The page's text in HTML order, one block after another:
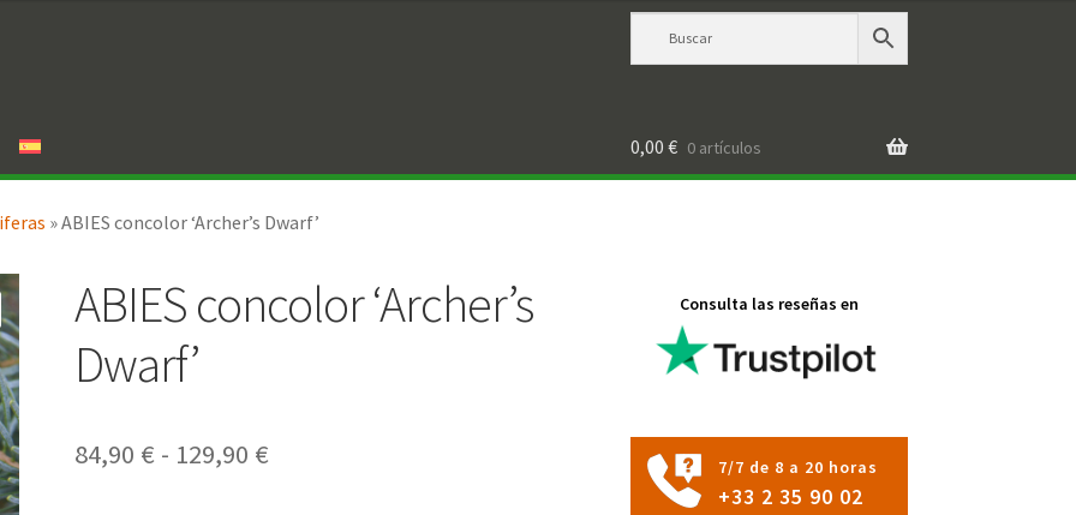
0,00 € 0 artículos
»ABIES concolor ‘Archer’s Dwarf’
ABIES concolor ‘Archer’s
Dwarf’
84,90 € - 129,90 €
Consulta las reseñas en
7/7 de 8 a 20 horas
+33 2 35 90 02